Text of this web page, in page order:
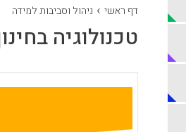
דף ראשי › ניהול וסביבות למידה
טכנולוגיה